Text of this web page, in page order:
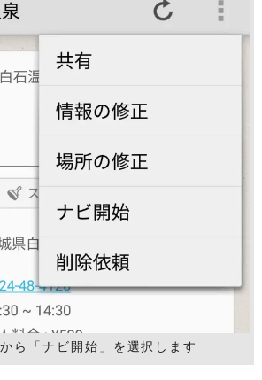
ら「ナビ開始」を選択します